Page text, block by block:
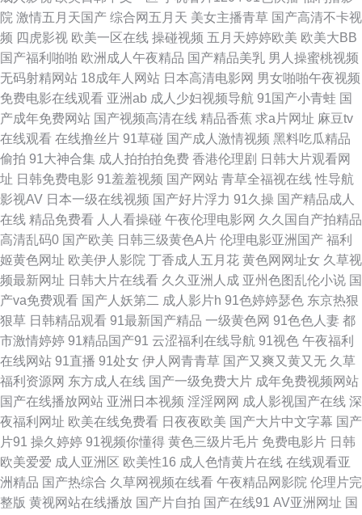
TS在线 久久99精品在线 青青草tp 天堂av影院 伊人久久综合精品 韩国激情视
频网站 伊人男人天堂 超碰人17C 欧美干b网 日韩色香网 91后入视频 黄色无
毒不卡视频 97福利导航 日韩AA电影院 性爱三级视频 91每日大赛 色婷婷福
利导航 超碰97操 九九黄色视频 欧洲综合色 午夜色鬼导航 91夫妻交换视频
wwwav麻豆网 丁香五月手机综合 女同肛交综合网 污视频网址 97色网 福利
姬网站免费看 久久大香蕉A片 青娱乐豆花视频 午夜AV导航在线 3级片视频
AV高清福利 91手机视频 久草免费福利网站 日本A片 亚洲精品视频二区 99热
这里 大香蕉伊人久久爱 久久免费一二三 欧美亚性激情 熟妇超碰自拍 91海外
资源 超碰大秀美女 韩日色色网 蜜芽精品在线视频 五月瑟瑟夜夜 51香蕉社区
97色色婷婷 成人福利第一导航 黄色性生活一级 日韩av网址大全 伊人干网
97国产视频在线 福利社瑟瑟 久久香蕉草久久 人妖66AV 午夜黄色剧场 91黄
色传媒公司 超碰激情官网 久久伊人免费 神马午夜福利影院 91精品手机9 草
逼小电影 国产自拍第五页 蜜芽成人网站 日韩国无码 亚洲肏屄网 91视频网址
院 激情五月天国产 综合网五月天 美女主播青草 国产高清不卡视
频 四虎影视 欧美一区在线 操碰视频 五月天婷婷欧美 欧美大BB
国产福利啪啪 欧洲成人午夜精品 国产精品美乳 男人操蜜桃视频
无码射精网站 18成年人网站 日本高清电影网 男女啪啪午夜视频
免费电影在线观看 亚洲ab 成人少妇视频导航 91国产小青蛙 国
产成年免费网站 国产视频高清在线 精品香蕉 求a片网址 麻豆tv
在线观看 在线撸丝片 91草碰 国产成人激情视频 黑料吃瓜精品
偷拍 91大神合集 成人拍拍拍免费 香港伦理剧 日韩大片观看网
址 日韩免费电影 91羞羞视频 国产网站 青草全福视在线 性导航
影视AV 日本一级在线视频 国产好片浮力 91久操 国产精品成人
在线 精品免费看 人人看操碰 午夜伦理电影网 久久国自产拍精品
高清乱码0 国产欧美 日韩三级黄色A片 伦理电影亚洲国产 福利
姬黄色网址 欧美伊人影院 丁香成人五月花 黄色网网址女 久草视
频最新网址 日韩大片在线看 久久亚洲人成 亚州色图乱伦小说 国
产va免费观看 国产人妖第二 成人影片h 91色婷婷瑟色 东京热狠
狠草 日韩精品观看 91最新国产精品 一级黄色网 91色色人妻 都
市激情婷婷 91精品国产91 云涩福利在线导航 91视色 午夜福利
在线网站 91直播 91处女 伊人网青青草 国产又爽又黄又无 久草
福利资源网 东方成人在线 国产一级免费大片 成年免费视频网站
国产在线播放网站 亚洲日本视频 淫淫网网 成人影视国产在线 深
夜福利网址 欧美在线免费看 日夜夜欧美 国产大片中文字幕 国产
片91 操久婷婷 91视频你懂得 黄色三级片毛片 免费电影片 日韩
欧美爱爱 成人亚洲区 欧美性16 成人色情黄片在线 在线观看亚
洲精品 国产热综合 久草网视频在线看 午夜精品网影院 伦理片完
整版 黄视网站在线播放 国产片自拍 国产在线91 AV亚洲网址 国